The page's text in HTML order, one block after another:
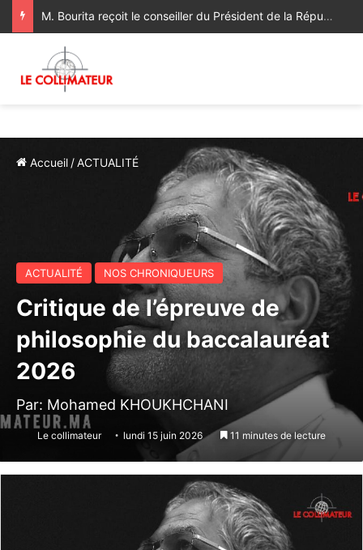
M. Bourita reçoit le conseiller du Président de la République de Roumanie, porteur d’un message adressé à SM le Roi
Accueil /ACTUALITÉ
ACTUALITÉ NOS CHRONIQUEURS
Critique de l’épreuve de
philosophie du baccalauréat
2026
Par: Mohamed KHOUKHCHANI
Le collimateur lundi 15 juin 2026 11 minutes de lecture